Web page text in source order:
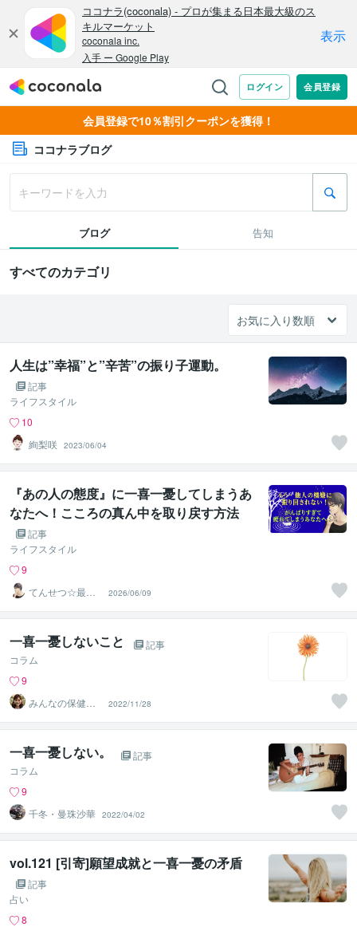
会員登録で10％割引クーポンを獲得！
ココナラブログ
ブログ 告知
すべてのカテゴリ
人生は”幸福”と”辛苦”の振り子運動。
記事
ライフスタイル
10
絢梨咲
2023/06/04
『あの人の態度』に一喜一憂してしまうあ
なたへ！こころの真ん中を取り戻す方法
記事
ライフスタイル
9
てんせつ☆最適
ライフをサポー
トする
2026/06/09
一喜一憂しないこと
記事
コラム
9
みんなの保健室
＊カウンセラー
えみ
2022/11/28
一喜一憂しない。
記事
コラム
9
千冬・曼珠沙華 2022/04/02
vol.121 [引寄]願望成就と一喜一憂の矛盾
記事
占い
8